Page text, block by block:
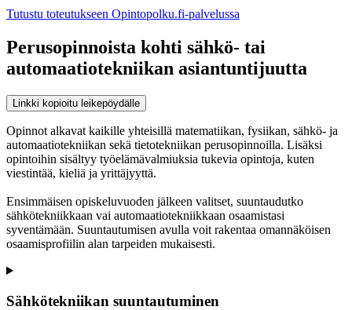
Tutustu toteutukseen Opintopolku.fi-palvelussa
Perusopinnoista kohti sähkö- tai
automaatiotekniikan asiantuntijuutta
Linkki kopioitu leikepöydälle
Opinnot alkavat kaikille yhteisillä matematiikan, fysiikan, sähkö- ja
automaatiotekniikan sekä tietotekniikan perusopinnoilla. Lisäksi
opintoihin sisältyy työelämävalmiuksia tukevia opintoja, kuten
viestintää, kieliä ja yrittäjyyttä.
Ensimmäisen opiskeluvuoden jälkeen valitset, suuntaudutko
sähkötekniikkaan vai automaatiotekniikkaan osaamistasi
syventämään. Suuntautumisen avulla voit rakentaa omannäköisen
osaamisprofiilin alan tarpeiden mukaisesti.
Sähkötekniikan suuntautuminen